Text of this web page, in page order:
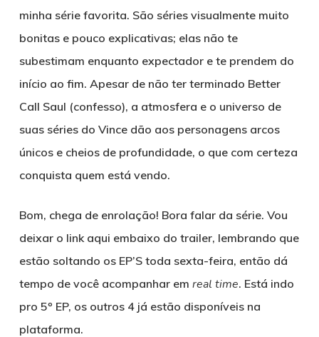
minha série favorita. São séries visualmente muito
bonitas e pouco explicativas; elas não te
subestimam enquanto expectador e te prendem do
início ao fim. Apesar de não ter terminado Better
Call Saul (confesso), a atmosfera e o universo de
suas séries do Vince dão aos personagens arcos
únicos e cheios de profundidade, o que com certeza
conquista quem está vendo.
Bom, chega de enrolação! Bora falar da série. Vou
deixar o link aqui embaixo do trailer, lembrando que
estão soltando os EP’S toda sexta-feira, então dá
tempo de você acompanhar em real time. Está indo
pro 5º EP, os outros 4 já estão disponíveis na
plataforma.